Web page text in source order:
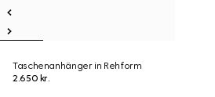
Taschenanhänger in Rehform
2.650 kr.